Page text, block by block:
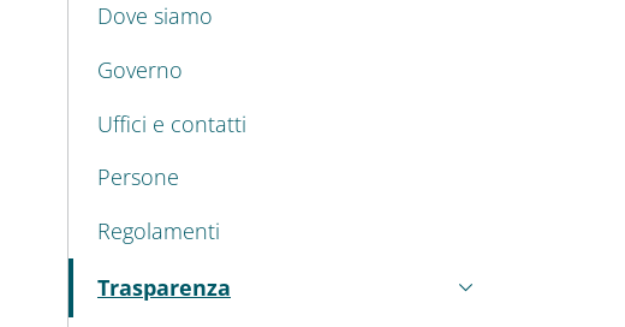
Dove siamo
Governo
Uffici e contatti
Persone
Regolamenti
Trasparenza
Attivo